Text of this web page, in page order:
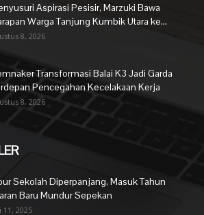
Aspirasi Pesisir, Marzuki Bawa
Warga Tanjung Kumbik Utara ke...
8, 2026
Transformasi Balai K3 Jadi Garda
Pencegahan Kecelakaan Kerja
8, 2026
Sekolah Diperpanjang, Masuk Tahun
Baru Mundur Sepekan
11, 2025